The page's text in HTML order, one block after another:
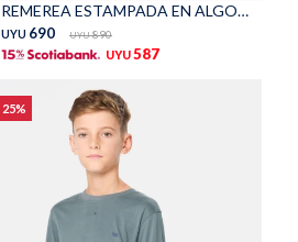
REMEREA ESTAMPADA EN ALGODÓN - Azul
UYU 690 UYU 890
UYU587
25